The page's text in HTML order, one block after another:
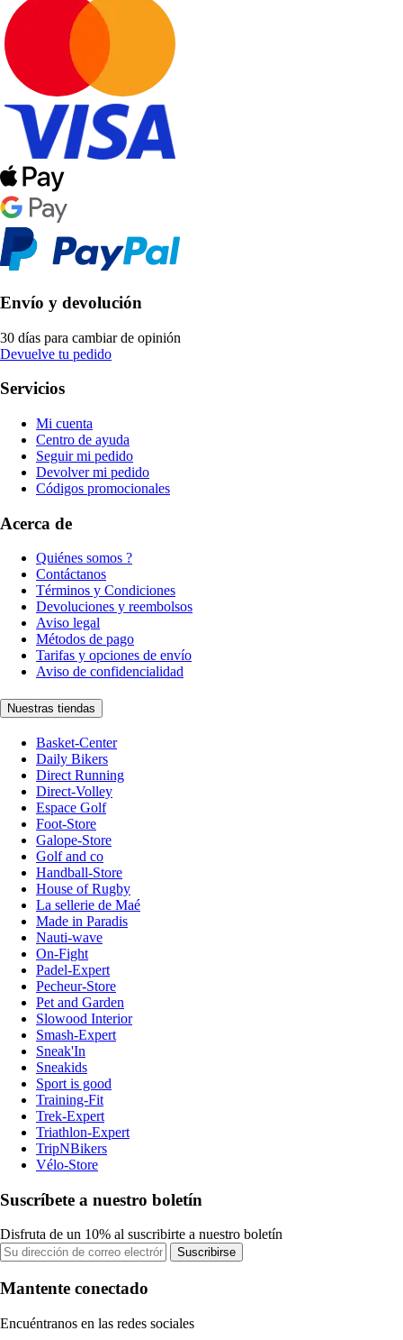
Envío y devolución
30 días para cambiar de opinión
Devuelve tu pedido
Servicios
Mi cuenta
Centro de ayuda
Seguir mi pedido
Devolver mi pedido
Códigos promocionales
Acerca de
Quiénes somos ?
Contáctanos
Términos y Condiciones
Devoluciones y reembolsos
Aviso legal
Métodos de pago
Tarifas y opciones de envío
Aviso de confidencialidad
Nuestras tiendas
Basket-Center
Daily Bikers
Direct Running
Direct-Volley
Espace Golf
Foot-Store
Galope-Store
Golf and co
Handball-Store
House of Rugby
La sellerie de Maé
Made in Paradis
Nauti-wave
On-Fight
Padel-Expert
Pecheur-Store
Pet and Garden
Slowood Interior
Smash-Expert
Sneak'In
Sneakids
Sport is good
Training-Fit
Trek-Expert
Triathlon-Expert
TripNBikers
Vélo-Store
Suscríbete a nuestro boletín
Disfruta de un 10% al suscribirte a nuestro boletín
Suscribirse
Mantente conectado
Encuéntranos en las redes sociales